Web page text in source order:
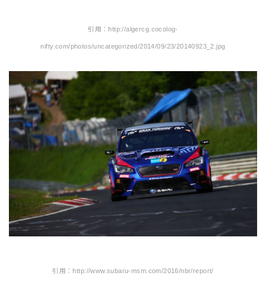
引用：http://algercg.cocolog-
nifty.com/photos/uncategorized/2014/09/23/20140923_2.jpg
引用：http://www.subaru-msm.com/2016/nbr/report/